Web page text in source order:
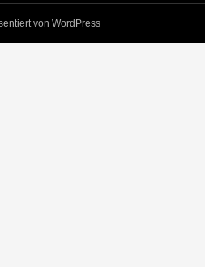
von WordPress